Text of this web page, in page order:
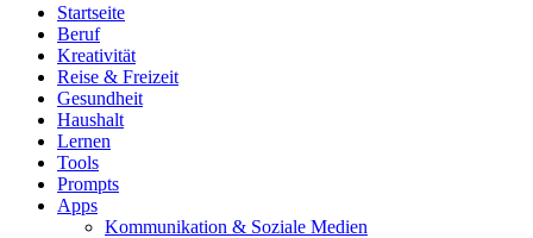
Startseite
Beruf
Kreativität
Reise & Freizeit
Gesundheit
Haushalt
Lernen
Tools
Prompts
Apps
Kommunikation & Soziale Medien